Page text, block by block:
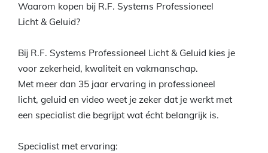
Waarom kopen bij R.F. Systems Professioneel
Licht & Geluid?
Bij R.F. Systems Professioneel Licht & Geluid kies je
voor zekerheid, kwaliteit en vakmanschap.
Met meer dan 35 jaar ervaring in professioneel
licht, geluid en video weet je zeker dat je werkt met
een specialist die begrijpt wat écht belangrijk is.
Specialist met ervaring: